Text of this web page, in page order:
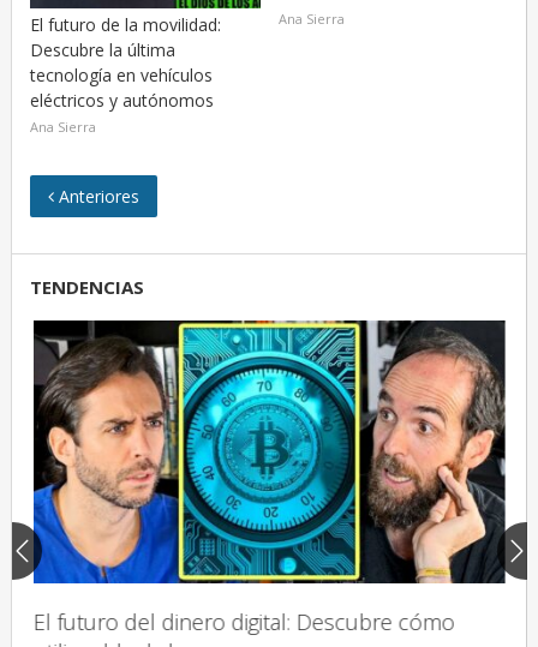
El futuro de la movilidad:
Descubre la última
tecnología en vehículos
eléctricos y autónomos
Ana Sierra
Ana Sierra
Anteriores
TENDENCIAS
El futuro del dinero digital: Descubre cómo